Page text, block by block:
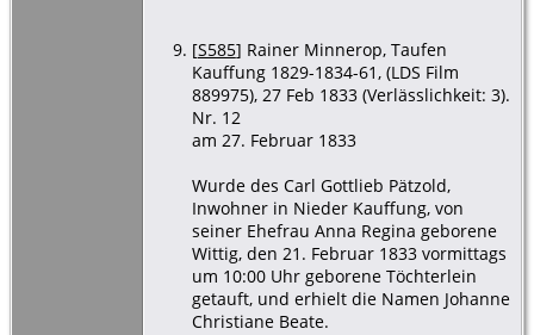
[S585] Rainer Minnerop, Taufen
Kauffung 1829-1834-61, (LDS Film
889975), 27 Feb 1833 (Verlässlichkeit: 3).
Nr. 12
am 27. Februar 1833
Wurde des Carl Gottlieb Pätzold,
Inwohner in Nieder Kauffung, von
seiner Ehefrau Anna Regina geborene
Wittig, den 21. Februar 1833 vormittags
um 10:00 Uhr geborene Töchterlein
getauft, und erhielt die Namen Johanne
Christiane Beate.